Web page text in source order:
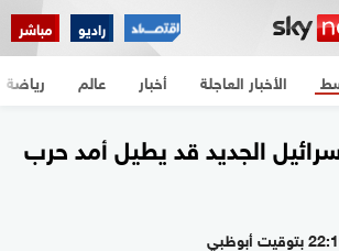
راديو مباشر
الأخبار العاجلة أخبار عالم رياضة
الجديد قد يطيل أمد حرب